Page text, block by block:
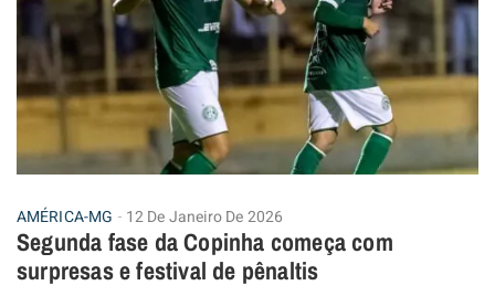
AMÉRICA-MG 12 De Janeiro De 2026
Segunda fase da Copinha começa com
surpresas e festival de pênaltis